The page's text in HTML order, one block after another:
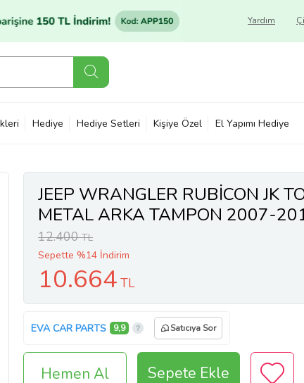
Yardım
Hediye Hediye Setleri Kişiye Özel El Yapımı Hediye
JEEP WRANGLER RUBİCON JK
METAL ARKA TAMPON 2007-
12.400TL
Sepette %14 İndirim
10.664 TL
EVA CAR PARTS 9,9 Satıcıya Sor
Hemen Al Sepete Ekle